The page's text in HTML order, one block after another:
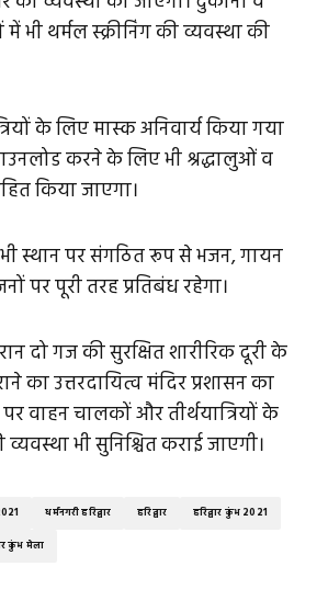
में भी थर्मल स्क्रीनिंग की व्यवस्था की
के लिए मास्क अनिवार्य किया गया
करने के लिए भी श्रद्धालुओं व
किया जाएगा।
स्थान पर संगठित रूप से भजन, गायन
पर पूरी तरह प्रतिबंध रहेगा।
दो गज की सुरक्षित शारीरिक दूरी के
का उत्तरदायित्व मंदिर प्रशासन का
पर वाहन चालकों और तीर्थयात्रियों के
भी सुनिश्चित कराई जाएगी।
धर्मनगरी हरिद्वार हरिद्वार हरिद्वार कुंभ 2021
कुंभ मेला